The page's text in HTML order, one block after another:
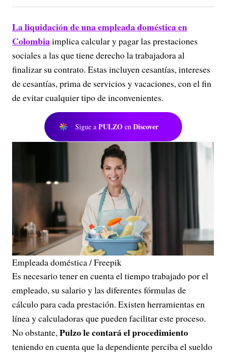
La liquidación de una empleada doméstica en
Colombiaimplica calcular y pagar las prestaciones
sociales a las que tiene derecho la trabajadora al
finalizar su contrato. Estas incluyen cesantías, intereses
de cesantías, prima de servicios y vacaciones, con el fin
de evitar cualquier tipo de inconvenientes.
Sigue a PULZO en Discover
Empleada doméstica / Freepik
Es necesario tener en cuenta el tiempo trabajado por el
empleado, su salario y las diferentes fórmulas de
cálculo para cada prestación. Existen herramientas en
línea y calculadoras que pueden facilitar este proceso.
No obstante,Pulzo le contará el procedimiento
teniendo en cuenta que la dependiente perciba el sueldo